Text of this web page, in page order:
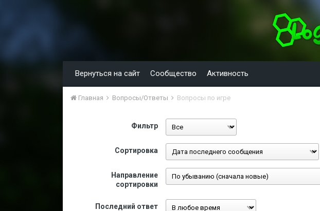
Вернуться на сайт Сообщество Активность
Главная Вопросы/Ответы Вопросы по игре
Фильтр
Сортировка
Направление
сортировки
Последний ответ